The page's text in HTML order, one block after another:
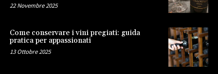
22 Novembre 2025
Come conservare i vini pregiati: guida
pratica per appassionati
13 Ottobre 2025